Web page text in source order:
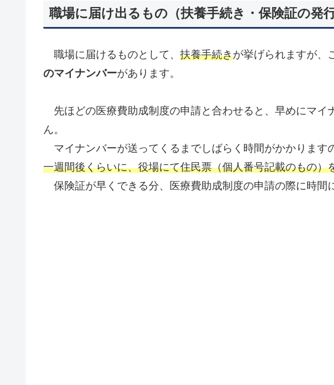
職場に届け出るもの（扶養手続き・保険証の発行
職場に届けるものとして、 扶養手続きが挙げられますが、
のマイナンバーがあります。
先ほどの医療費助成制度の申請と合わせると、早めにマイ
ん。
マイナンバーが送ってくるまでしばらく時間がかかります
一週間後くらいに、役場にて住民票（個人番号記載のもの）
保険証が早くできる分、医療費助成制度の申請の際に時間